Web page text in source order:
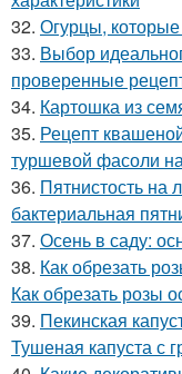
32. Огурцы,
33. Выбор
проверенные
34. Картошка из
35. Рецепт
туршевой фасоли
36. Пятнистость на
бактериальная
37. Осень в саду:
38. Как обрезать
Как обрезать розы
39. Пекинская
Тушеная капуста с